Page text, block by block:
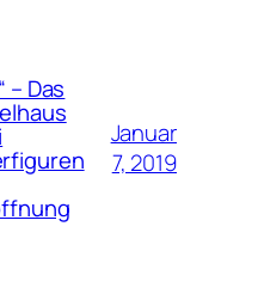
– Das
Januar
7, 2019